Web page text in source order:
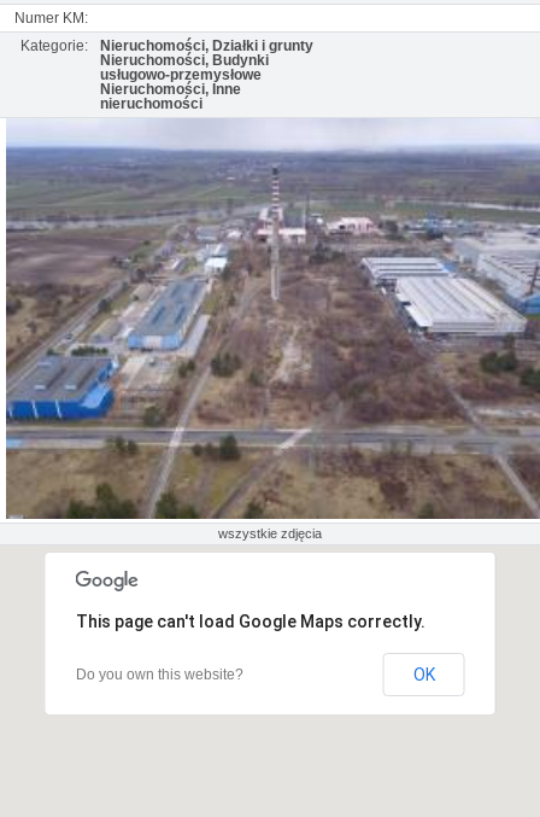
Numer KM:
Kategorie:
Nieruchomości, Działki i grunty
Nieruchomości, Budynki
usługowo-przemysłowe
Nieruchomości, Inne
nieruchomości
wszystkie zdjęcia
This page can't load Google Maps correctly.
Do you own this website? OK